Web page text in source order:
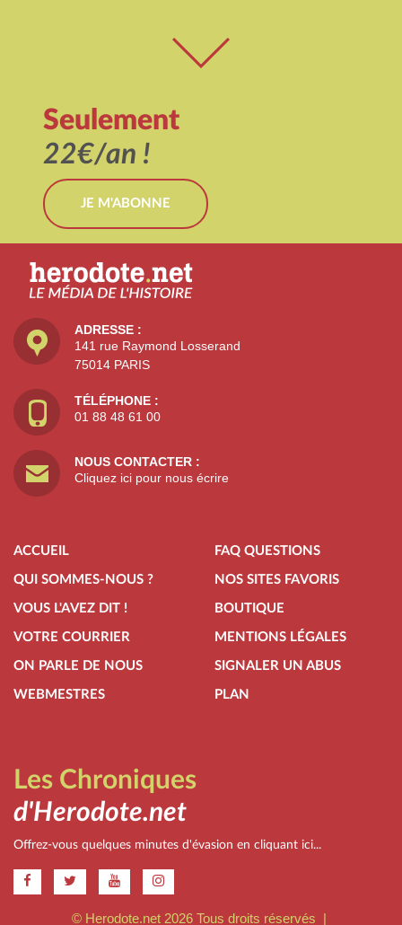
Seulement
22€/an !
JE M'ABONNE
ADRESSE :
141 rue Raymond Losserand
75014 PARIS
TÉLÉPHONE :
01 88 48 61 00
NOUS CONTACTER :
Cliquez ici pour nous écrire
ACCUEIL
QUI SOMMES-NOUS ?
VOUS L'AVEZ DIT !
VOTRE COURRIER
ON PARLE DE NOUS
WEBMESTRES
FAQ QUESTIONS
NOS SITES FAVORIS
BOUTIQUE
MENTIONS LÉGALES
SIGNALER UN ABUS
PLAN
Les Chroniques
d'Herodote.net
Offrez-vous quelques minutes d'évasion en cliquant ici...
© Herodote.net 2026 Tous droits réservés |